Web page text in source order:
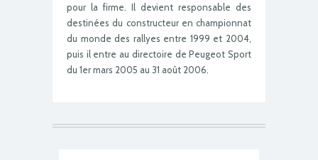
pour la firme. Il devient responsable des
destinées du constructeur en championnat
du monde des rallyes entre 1999 et 2004,
puis il entre au directoire de Peugeot Sport
du 1er mars 2005 au 31 août 2006.